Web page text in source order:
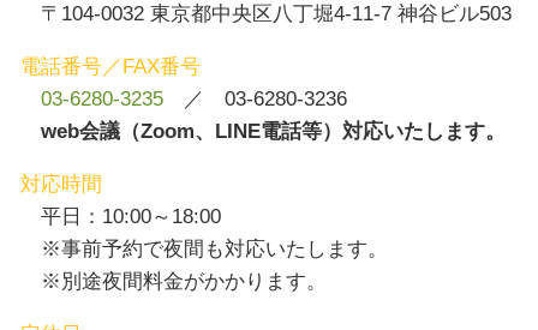
〒104-0032 東京都中央区八丁堀4-11-7 神谷ビル503
電話番号／FAX番号
03-6280-3235 ／ 03-6280-3236
web会議（Zoom、LINE電話等）対応いたします。
対応時間
平日：10:00～18:00
※事前予約で夜間も対応いたします。
※別途夜間料金がかかります。